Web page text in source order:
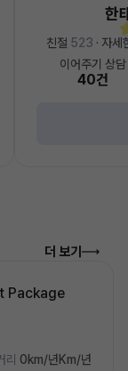
한
친절 523 · 자
이어주기 상담
40건
더 보기
Package
리 0km/년Km/년